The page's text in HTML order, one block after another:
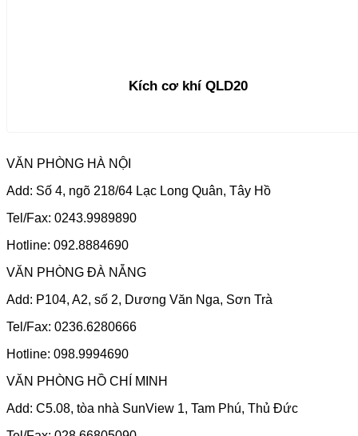
Kích cơ khí QLD20
VĂN PHÒNG HÀ NỘI
Add: Số 4, ngõ 218/64 Lạc Long Quân, Tây Hồ
Tel/Fax: 0243.9989890
Hotline: 092.8884690
VĂN PHÒNG ĐÀ NẴNG
Add: P104, A2, số 2, Dương Văn Nga, Sơn Trà
Tel/Fax: 0236.6280666
Hotline: 098.9994690
VĂN PHÒNG HỒ CHÍ MINH
Add: C5.08, tòa nhà SunView 1, Tam Phú, Thủ Đức